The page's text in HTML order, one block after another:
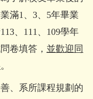
滿1、3、5年畢業
、111、109學年
卷填答， 並歡迎同
。
、系所課程規劃的